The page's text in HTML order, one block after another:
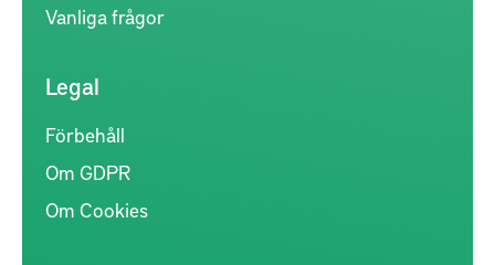
Vanliga frågor
Legal
Förbehåll
Om GDPR
Om Cookies